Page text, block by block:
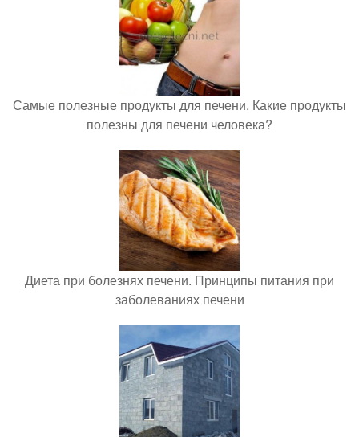
Самые полезные продукты для печени. Какие продукты
полезны для печени человека?
Диета при болезнях печени. Принципы питания при
заболеваниях печени